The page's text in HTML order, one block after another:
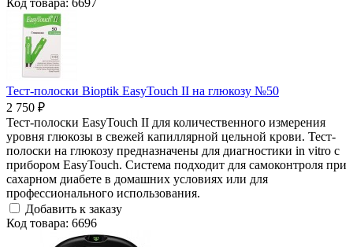
Код товара: 6697
Тест-полоски Bioptik EasyTouch II на глюкозу №50
2 750 ₽
Тест-полоски EasyTouch II для количественного измерения
уровня глюкозы в свежей капиллярной цельной крови. Тест-
полоски на глюкозу предназначены для диагностики in vitro с
прибором EasyTouch. Система подходит для самоконтроля при
сахарном диабете в домашних условиях или для
профессионального использования.
Добавить к заказу
Код товара: 6696